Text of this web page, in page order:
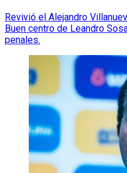
Revivió el Alejandro
Buen centro de Leandro
penales.